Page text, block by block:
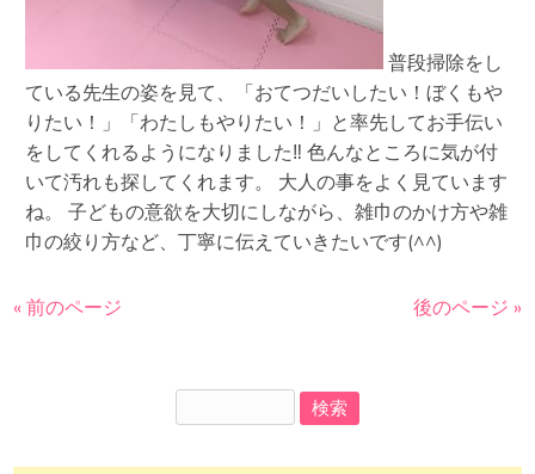
普段掃除をし
ている先生の姿を見て、「おてつだいしたい！ぼくもや
りたい！」「わたしもやりたい！」と率先してお手伝い
をしてくれるようになりました‼︎ 色んなところに気が付
いて汚れも探してくれます。 大人の事をよく見ています
ね。 子どもの意欲を大切にしながら、雑巾のかけ方や雑
巾の絞り方など、丁寧に伝えていきたいです(^^)
« 前のページ 後のページ »